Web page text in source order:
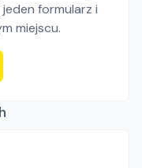
formularz i
miejscu.